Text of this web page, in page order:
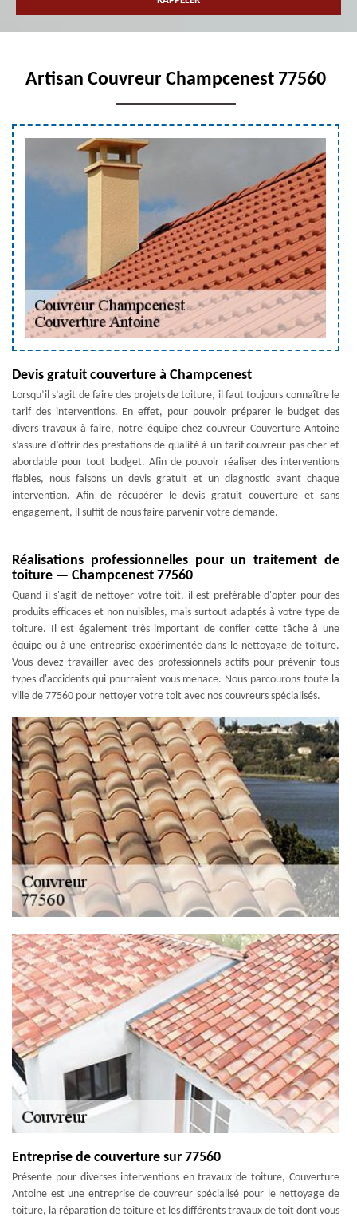
Artisan Couvreur Champcenest 77560
Devis gratuit couverture à Champcenest
Lorsqu’il s’agit de faire des projets de toiture, il faut toujours connaître le
tarif des interventions. En effet, pour pouvoir préparer le budget des
divers travaux à faire, notre équipe chez couvreur Couverture Antoine
s’assure d’offrir des prestations de qualité à un tarif couvreur pas cher et
abordable pour tout budget. Afin de pouvoir réaliser des interventions
fiables, nous faisons un devis gratuit et un diagnostic avant chaque
intervention. Afin de récupérer le devis gratuit couverture et sans
engagement, il suffit de nous faire parvenir votre demande.
Réalisations professionnelles pour un traitement de
toiture — Champcenest 77560
Quand il s'agit de nettoyer votre toit, il est préférable d'opter pour des
produits efficaces et non nuisibles, mais surtout adaptés à votre type de
toiture. Il est également très important de confier cette tâche à une
équipe ou à une entreprise expérimentée dans le nettoyage de toiture.
Vous devez travailler avec des professionnels actifs pour prévenir tous
types d'accidents qui pourraient vous menace. Nous parcourons toute la
ville de 77560 pour nettoyer votre toit avec nos couvreurs spécialisés.
Entreprise de couverture sur 77560
Présente pour diverses interventions en travaux de toiture, Couverture
Antoine est une entreprise de couvreur spécialisé pour le nettoyage de
toiture, la réparation de toiture et les différents travaux de toit dont vous